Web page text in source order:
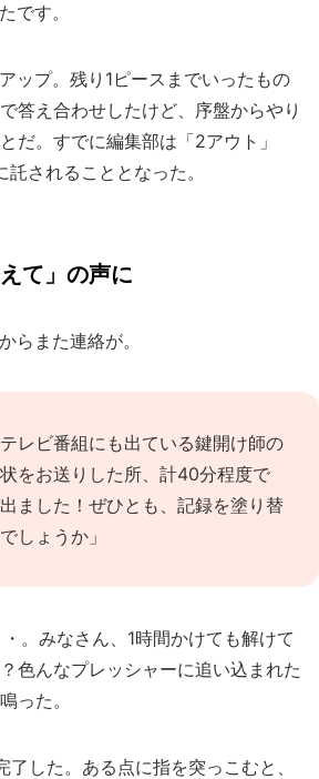
です。
ップ。残り1ピースまでいったもの
答え合わせしたけど、序盤からやり
だ。すでに編集部は「2アウト」
されることとなった。
て」の声に
らまた連絡が。
レビ番組にも出ている鍵開け師の
をお送りした所、計40分程度で
ました！ぜひとも、記録を塗り替
しょうか」
。みなさん、1時間かけても解けて
色んなプレッシャーに追い込まれた
った。
した。ある点に指を突っこむと、